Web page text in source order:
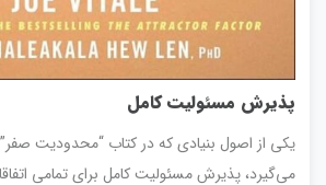
پذیرش مسئولیت کامل
یکی از اصول بنیادی که در کتاب “محدودیت صفر”
می‌گیرد، پذیرش مسئولیت کامل برای تمامی